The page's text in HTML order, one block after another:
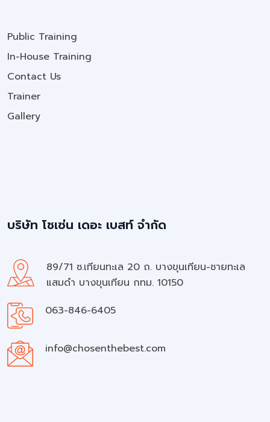
Public Training
In-House Training
Contact Us
Trainer
Gallery
บริษัท โชเซ่น เดอะ เบสท์ จำกัด
89/71 ซ.เทียนทะเล 20 ถ. บางขุนเทียน-ชายทะเล
แสมดำ บางขุนเทียน กทม. 10150
063-846-6405
info@chosenthebest.com